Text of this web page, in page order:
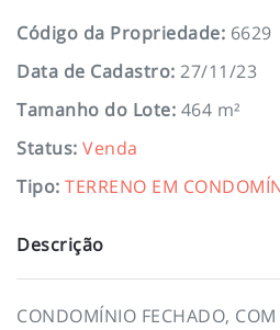
Código da Propriedade: 6629
Data de Cadastro: 27/11/23
Tamanho do Lote: 464 m²
Status: Venda
Tipo: TERRENO EM
Descrição
CONDOMÍNIO FECHADO,